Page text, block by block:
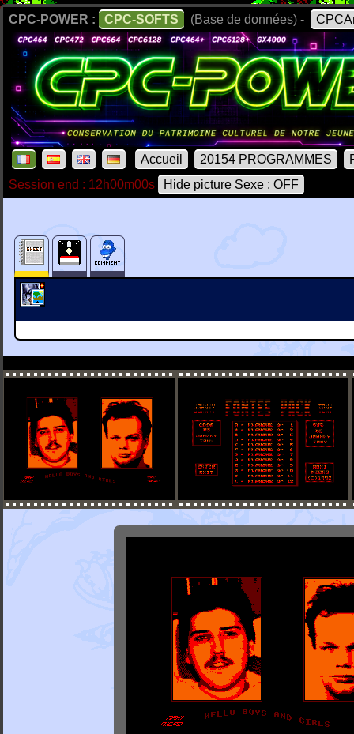
CPC-POWER : CPC-SOFTS (Base de données) -
Accueil 20154 PROGRAMMES
Session end : 12h00m00s
Hide picture Sexe : OFF